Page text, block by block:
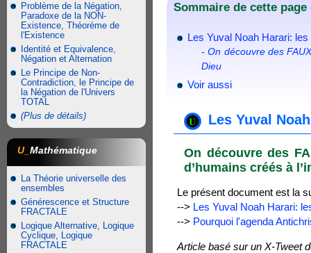
Problème de la Négation,
Paradoxe de la NON-
Existence, Théorème de
l'Existence
Identité et Equivalence,
Négation et Alternation
Le Principe de Non-
Contradiction, le Principe de
la Négation de l'Univers
TOTAL
(Plus de détails)
U_ Mathématique
La Théorie universelle des
ensembles
Générescence et Structure
FRACTALE
Logique Alternative, Logique
Cyclique, Logique
FRACTALE
Sommaire de cette page
Les Yuval Noah Harari:
- On découvre des
Dieu
Voir aussi
Les Yuval
On découvre des
d’humains créés à
Le présent document est la
--> Les Yuval Noah Harari:
--> Pourquoi l'agenda
Article basé sur un X-Tweet